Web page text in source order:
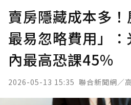
賣房隱藏成本多
最易忽略費用」
內最高恐課45%
2026-05-13 15:35 聯合新聞網／